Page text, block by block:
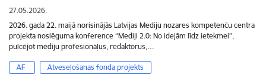
27.05.2026.
2026. gada 22. maijā norisinājās Latvijas Mediju nozares kompetenču centra
projekta noslēguma konference “Mediji 2.0: No idejām līdz ietekmei”,
pulcējot mediju profesionāļus, redaktorus,…
AF Atveseļošanas fonda projekts